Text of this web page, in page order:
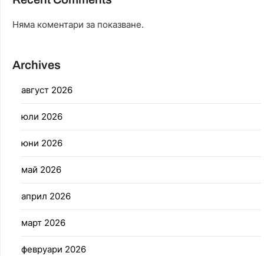
Няма коментари за показване.
Archives
август 2026
юли 2026
юни 2026
май 2026
април 2026
март 2026
февруари 2026